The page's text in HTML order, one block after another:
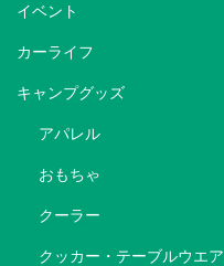
イベント
カーライフ
キャンプグッズ
アパレル
おもちゃ
クーラー
クッカー・テーブルウエア